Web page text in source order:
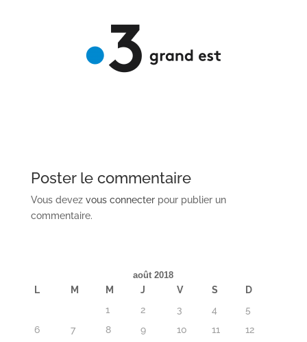
Poster le commentaire
Vous devez vous connecterpour publier un
commentaire.
août 2018
L M M J V S
D
1
2 3 4
5
6
7 8 9 10 11 12